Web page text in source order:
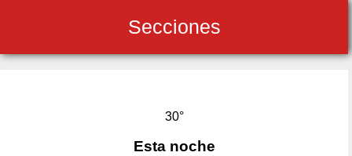
Secciones
30°
Esta noche